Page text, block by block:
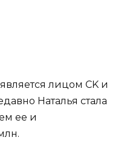
лицом CK и
Наталья стала
ее и